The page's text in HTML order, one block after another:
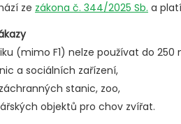
ze zákona č. 344/2025 Sb. a
(mimo F1) nelze používat do 250
a sociálních zařízení,
stanic, zoo,
objektů pro chov zvířat.